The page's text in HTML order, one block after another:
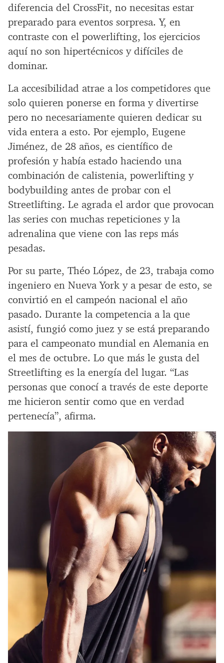
diferencia del CrossFit, no necesitas estar
preparado para eventos sorpresa. Y, en
contraste con el powerlifting, los ejercicios
aquí no son hipertécnicos y difíciles de
dominar.
La accesibilidad atrae a los competidores que
solo quieren ponerse en forma y divertirse
pero no necesariamente quieren dedicar su
vida entera a esto. Por ejemplo, Eugene
Jiménez, de 28 años, es científico de
profesión y había estado haciendo una
combinación de calistenia, powerlifting y
bodybuilding antes de probar con el
Streetlifting. Le agrada el ardor que provocan
las series con muchas repeticiones y la
adrenalina que viene con las reps más
pesadas.
Por su parte, Théo López, de 23, trabaja como
ingeniero en Nueva York y a pesar de esto, se
convirtió en el campeón nacional el año
pasado. Durante la competencia a la que
asistí, fungió como juez y se está preparando
para el campeonato mundial en Alemania en
el mes de octubre. Lo que más le gusta del
Streetlifting es la energía del lugar. “Las
personas que conocí a través de este deporte
me hicieron sentir como que en verdad
pertenecía”, afirma.